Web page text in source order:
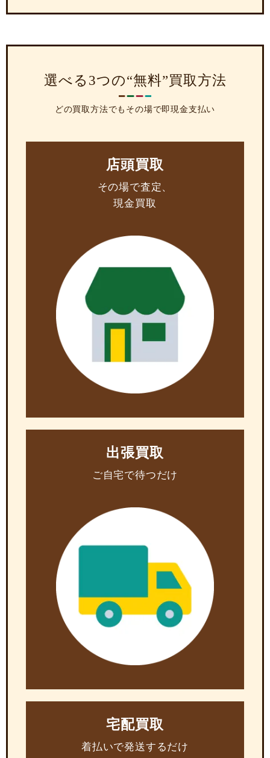
選べる3つの“無料”買取方法
どの買取方法でもその場で即現金支払い
店頭買取
その場で査定、
現金買取
出張買取
ご自宅で待つだけ
宅配買取
着払いで発送するだけ